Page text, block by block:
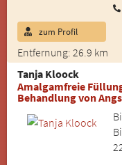
Entfernung: 26.9 km
zum Profil
Tanja Kloock
Amalgamfreie
Behandlung von